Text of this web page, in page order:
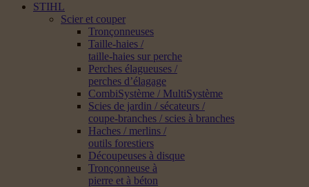
STIHL
Scier et couper
Tronçonneuses
Taille-haies /
taille-haies sur perche
Perches élagueuses /
perches d’élagage
CombiSystème / MultiSystème
Scies de jardin / sécateurs /
coupe-branches / scies à branches
Haches / merlins /
outils forestiers
Découpeuses à disque
Tronçonneuse à
pierre et à béton